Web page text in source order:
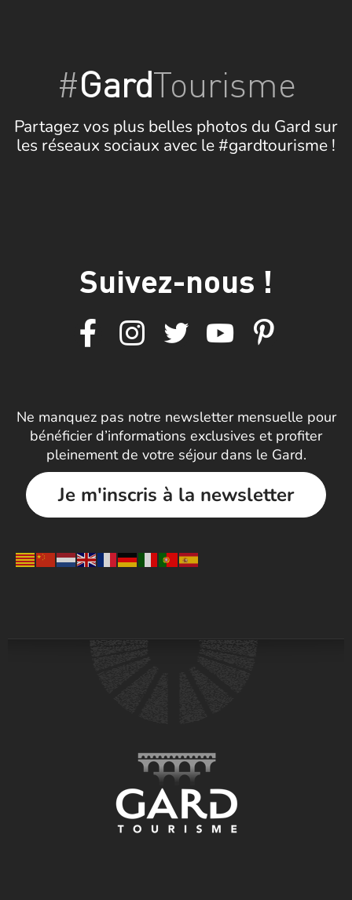
#GardTourisme
Partagez vos plus belles photos du Gard sur
les réseaux sociaux avec le #gardtourisme !
Suivez-nous !
Ne manquez pas notre newsletter mensuelle pour
bénéficier d’informations exclusives et profiter
pleinement de votre séjour dans le Gard.
Je m'inscris à la newsletter